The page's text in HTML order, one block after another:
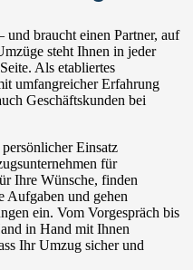
und braucht einen Partner, auf
steht Ihnen in jeder
Als etabliertes
umfangreicher Erfahrung
Geschäftskunden bei
Einsatz
für
Ihre Wünsche, finden
Aufgaben und gehen
ein. Vom Vorgespräch bis
in Hand mit Ihnen
Ihr Umzug sicher und